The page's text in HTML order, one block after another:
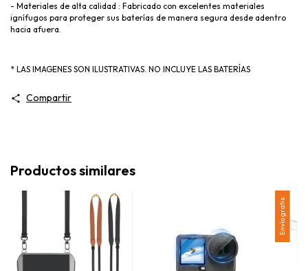
- Materiales de alta calidad : Fabricado con excelentes materiales
ignífugos para proteger sus baterías de manera segura desde adentro
hacia afuera.
* LAS IMAGENES SON ILUSTRATIVAS. NO INCLUYE LAS BATERÍAS
Compartir
Productos similares
Envío gratis